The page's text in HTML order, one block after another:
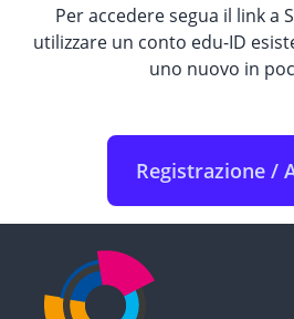
Per accedere segua il link a
utilizzare un conto edu-ID
uno nuovo in
Registrazione /